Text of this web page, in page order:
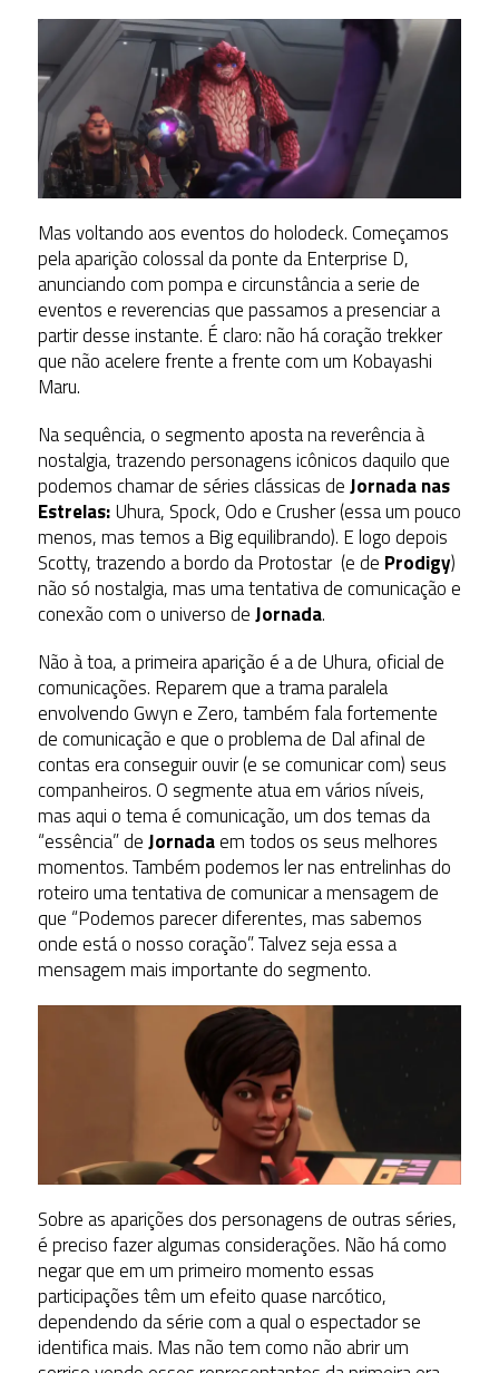
Mas voltando aos eventos do holodeck. Começamos
pela aparição colossal da ponte da Enterprise D,
anunciando com pompa e circunstância a serie de
eventos e reverencias que passamos a presenciar a
partir desse instante. É claro: não há coração trekker
que não acelere frente a frente com um Kobayashi
Maru.
Na sequência, o segmento aposta na reverência à
nostalgia, trazendo personagens icônicos daquilo que
podemos chamar de séries clássicas deJornada nas
Estrelas:Uhura, Spock, Odo e Crusher (essa um pouco
menos, mas temos a Big equilibrando). E logo depois
Scotty, trazendo a bordo da Protostar (e de Prodigy)
não só nostalgia, mas uma tentativa de comunicação e
conexão com o universo deJornada.
Não à toa, a primeira aparição é a de Uhura, oficial de
comunicações. Reparem que a trama paralela
envolvendo Gwyn e Zero, também fala fortemente
de comunicação e que o problema de Dal afinal de
contas era conseguir ouvir (e se comunicar com) seus
companheiros. O segmente atua em vários níveis,
mas aqui o tema é comunicação, um dos temas da
“essência” deJornadaem todos os seus melhores
momentos. Também podemos ler nas entrelinhas do
roteiro uma tentativa de comunicar a mensagem de
que “Podemos parecer diferentes, mas sabemos
onde está o nosso coração”. Talvez seja essa a
mensagem mais importante do segmento.
Sobre as aparições dos personagens de outras séries,
é preciso fazer algumas considerações. Não há como
negar que em um primeiro momento essas
participações têm um efeito quase narcótico,
dependendo da série com a qual o espectador se
identifica mais. Mas não tem como não abrir um